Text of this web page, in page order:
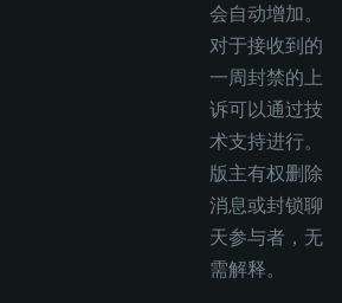
会自动增加。
对于接收到的
一周封禁的上
诉可以通过技
术支持进行。
版主有权删除
消息或封锁聊
天参与者，无
需解释。